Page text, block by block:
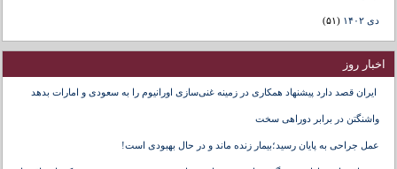
دی ۱۴۰۲ (۵۱)
اخبار روز
ایران قصد دارد پیشنهاد همکاری در زمینه غنی‌سازی اورانیوم را به سعودی و امارات بدهد
واشنگتن در برابر دوراهی سخت
عمل جراحی به پایان رسید؛بیمار زنده ماند و در حال بهبودی است!